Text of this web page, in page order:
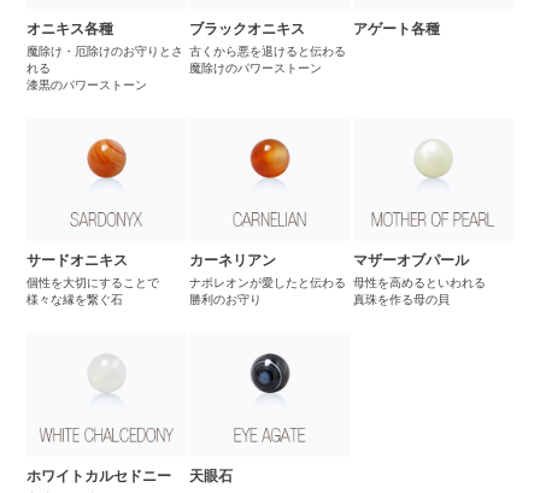
オニキス各種
魔除け・厄除けのお守りとさ
れる
漆黒のパワーストーン
ブラックオニキス
古くから悪を退けると伝わる
魔除けのパワーストーン
アゲート各種
サードオニキス
個性を大切にすることで
様々な縁を繋ぐ石
カーネリアン
ナポレオンが愛したと伝わる
勝利のお守り
マザーオブパール
母性を高めるといわれる
真珠を作る母の貝
ホワイトカルセドニー 天眼石